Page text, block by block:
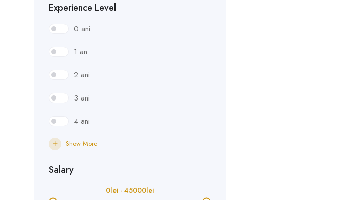
Experience Level
0 ani
1 an
2 ani
3 ani
4 ani
Show More
Salary
0lei - 45000lei